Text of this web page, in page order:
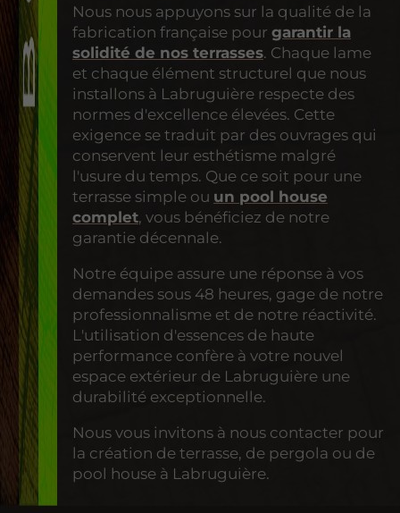
Nous nous appuyons sur la qualité de la
fabrication française pour garantir la
solidité de nos terrasses. Chaque lame
et chaque élément structurel que nous
installons à Labruguière respecte des
normes d'excellence élevées. Cette
exigence se traduit par des ouvrages qui
conservent leur esthétisme malgré
l'usure du temps. Que ce soit pour une
terrasse simple ou un pool house
complet, vous bénéficiez de notre
garantie décennale.
Notre équipe assure une réponse à vos
demandes sous 48 heures, gage de notre
professionnalisme et de notre réactivité.
L'utilisation d'essences de haute
performance confère à votre nouvel
espace extérieur de Labruguière une
durabilité exceptionnelle.
Nous vous invitons à nous contacter pour
la création de terrasse, de pergola ou de
pool house à Labruguière.